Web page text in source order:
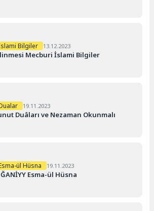
Bilgiler 13.12.2023
Mecburi İslami Bilgiler
19.11.2023
Duâları ve Nezaman Okunmalı
ül Hüsna 19.11.2023
ĞANİYY Esma-ül Hüsna